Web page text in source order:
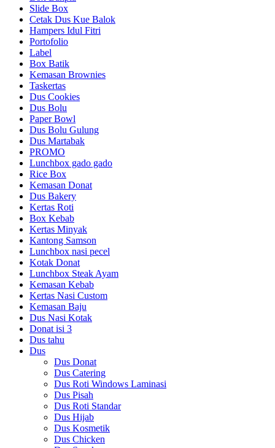
Slide Box
Cetak Dus Kue Balok
Hampers Idul Fitri
Portofolio
Label
Box Batik
Kemasan Brownies
Taskertas
Dus Cookies
Dus Bolu
Paper Bowl
Dus Bolu Gulung
Dus Martabak
PROMO
Lunchbox gado gado
Rice Box
Kemasan Donat
Dus Bakery
Kertas Roti
Box Kebab
Kertas Minyak
Kantong Samson
Lunchbox nasi pecel
Kotak Donat
Lunchbox Steak Ayam
Kemasan Kebab
Kertas Nasi Custom
Kemasan Baju
Dus Nasi Kotak
Donat isi 3
Dus tahu
Dus
Dus Donat
Dus Catering
Dus Roti Windows Laminasi
Dus Pisah
Dus Roti Standar
Dus Hijab
Dus Kosmetik
Dus Chicken